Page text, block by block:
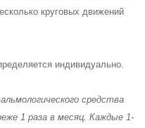
круговых движений
индивидуально.
средства
1 раза в месяц. Каждые 1-